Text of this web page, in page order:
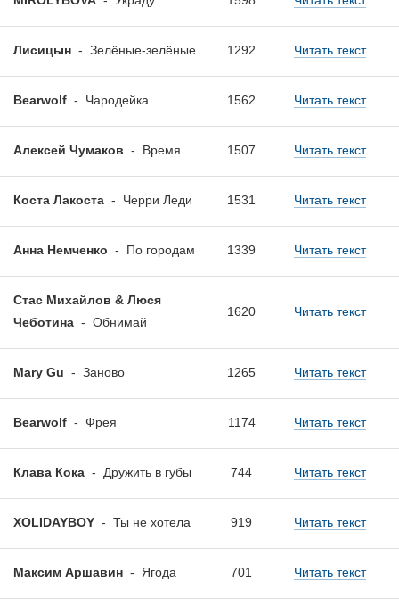
Лисицын - Зелёные-зелёные 1292 Читать текст
Bearwolf - Чародейка 1562 Читать текст
Алексей Чумаков - Время 1507 Читать текст
Коста Лакоста - Черри Леди 1531 Читать текст
Анна Немченко - По городам 1339 Читать текст
Стас Михайлов & Люся
Чеботина - Обнимай
1620 Читать текст
Mary Gu - Заново 1265 Читать текст
Bearwolf - Фрея 1174 Читать текст
Клава Кока - Дружить в губы 744 Читать текст
XOLIDAYBOY - Ты не хотела 919 Читать текст
Максим Аршавин - Ягода 701 Читать текст